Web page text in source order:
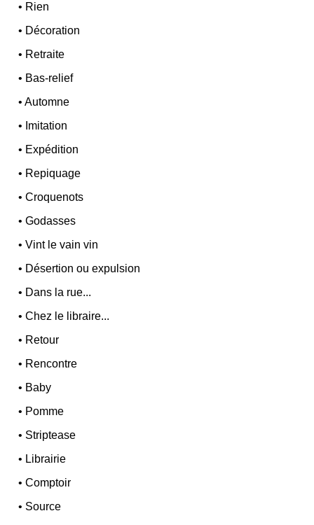
• Rien
• Décoration
• Retraite
• Bas-relief
•Automne
• Imitation
• Expédition
• Repiquage
•Croquenots
•Godasses
•Vint le vain vin
• Désertion ou expulsion
• Dans la rue...
•Chez le libraire...
• Retour
• Rencontre
• Baby
• Pomme
• Striptease
• Librairie
•Comptoir
• Source